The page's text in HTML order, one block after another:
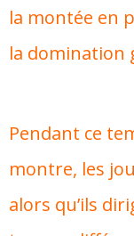
la montée en
la domination
Pendant ce
montre, les
alors qu’ils